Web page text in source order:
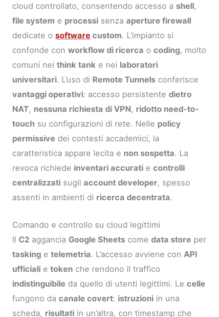
cloud controllato, consentendo accesso a shell,
file system e processi senzaaperture firewall
dedicate osoftware custom. L’impianto si
confonde conworkflow di ricerca ocoding, molto
comuni neithink tank e nei laboratori
universitari. L’uso di Remote Tunnels conferisce
vantaggi operativi: accesso persistentedietro
NAT, nessuna richiesta di VPN, ridotto need-to-
touch su configurazioni di rete. Nelle policy
permissive dei contesti accademici, la
caratteristica appare lecita e non sospetta. La
revoca richiede inventari accurati econtrolli
centralizzati sugliaccount developer, spesso
assenti in ambienti di ricerca decentrata.
Comando e controllo su cloud legittimi
Il C2 aggancia Google Sheets comedata store per
tasking etelemetria. L’accesso avviene con API
ufficiali etoken che rendono il traffico
indistinguibile da quello di utenti legittimi. Lecelle
fungono dacanale covert: istruzioni in una
scheda, risultati in un’altra, con timestamp che